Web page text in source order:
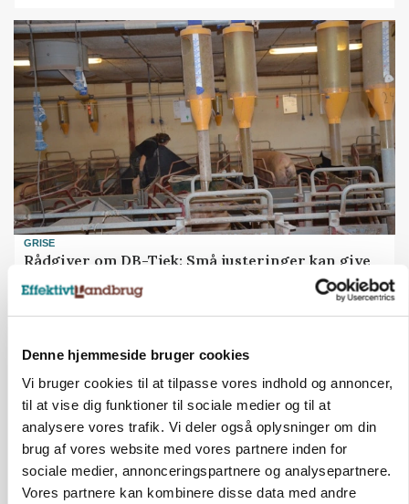
Denne hjemmeside bruger cookies
Vi bruger cookies til at tilpasse vores indhold og annoncer,
til at vise dig funktioner til sociale medier og til at
analysere vores trafik. Vi deler også oplysninger om din
brug af vores website med vores partnere inden for
sociale medier, annonceringspartnere og analysepartnere.
Vores partnere kan kombinere disse data med andre
GRISE
Rådgiver om DB-Tjek: Små justeringer kan give
Annonce
Loading...